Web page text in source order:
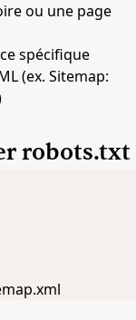
ou une page
spécifique
(ex. Sitemap:
robots.txt